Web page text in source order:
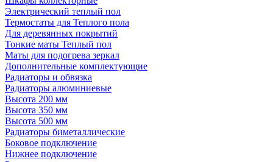
Электрический теплый пол
Термостаты для Теплого пола
Для деревянных покрытий
Тонкие маты Теплый пол
Маты для подогрева зеркал
Дополнительные комплектующие
Радиаторы и обвязка
Радиаторы алюминиевые
Высота 200 мм
Высота 350 мм
Высота 500 мм
Радиаторы биметаллические
Боковое подключение
Нижнее подключение